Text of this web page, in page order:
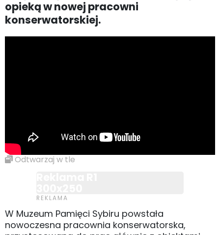
opieką w nowej pracowni
konserwatorskiej.
Odtwarzaj w tle
W Muzeum Pamięci Sybiru powstała
nowoczesna pracownia konserwatorska,